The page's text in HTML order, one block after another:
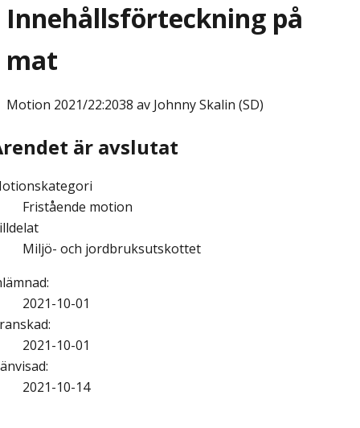
Innehållsförteckning på
mat
Motion 2021/22:2038 av Johnny Skalin (SD)
är avslutat
Fristående motion
Miljö- och jordbruksutskottet
:
2021-10-01
:
2021-10-01
:
2021-10-14